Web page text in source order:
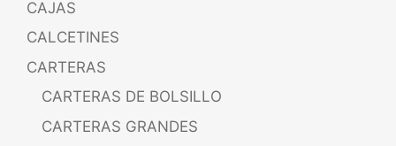
CAJAS
CALCETINES
CARTERAS
CARTERAS DE BOLSILLO
CARTERAS GRANDES